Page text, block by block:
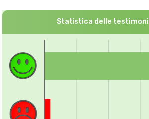
Statistica delle